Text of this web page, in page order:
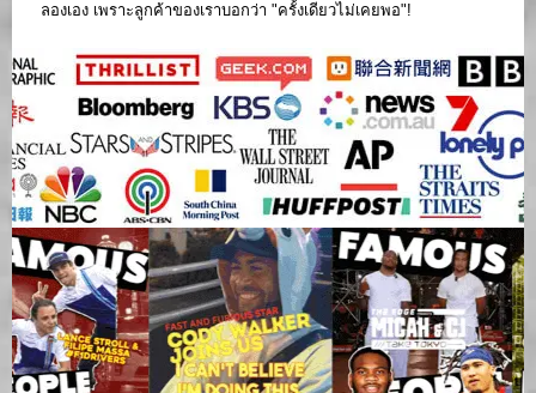
ลองเอง เพราะลูกค้าของเราบอกว่า "ครั้งเดียวไม่เคยพอ"!